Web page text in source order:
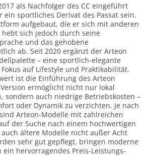
als Nachfolger des CC eingeführt
sportliches Derivat des Passat sein.
aufgebaut, die er sich mit anderen
sich jedoch durch seine
und das gehobene
ab. Seit 2020 ergänzt der Arteon
– eine sportlich-elegante
auf Lifestyle und Praktikabilität.
ist die Einführung des Arteon
ermöglicht nicht nur lokal
sondern auch niedrige Betriebskosten –
oder Dynamik zu verzichten. Je nach
Arteon-Modelle mit zahlreichen
der Suche nach einem hochwertigen
ältere Modelle nicht außer Acht
sehr gut gepflegt, bringen moderne
hervorragendes Preis-Leistungs-